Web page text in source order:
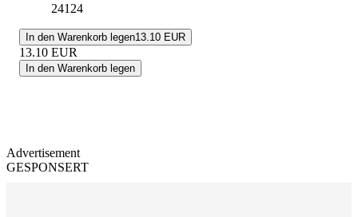
24124
In den Warenkorb legen13.10 EUR
13.10 EUR
In den Warenkorb legen
Advertisement
GESPONSERT